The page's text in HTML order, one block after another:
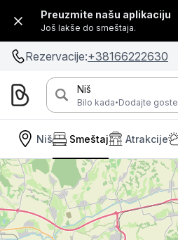
Preuzmite našu aplikaciju
Još lakše do smeštaja.
Rezervacije:+38166222630
Niš
Bilo kada·Dodajte goste
Niš Smeštaj Atrakcije